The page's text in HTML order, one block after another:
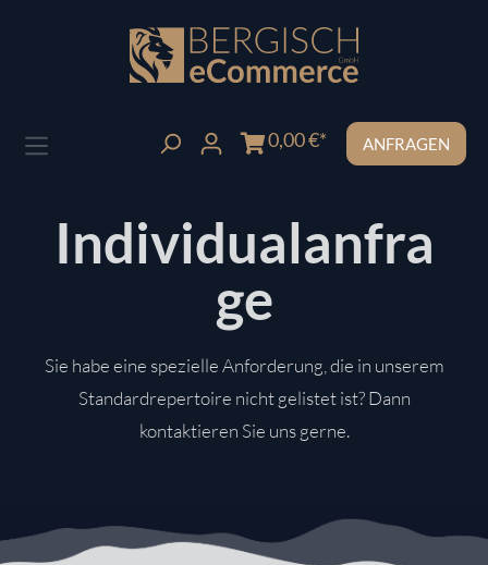
Zum Hauptinhalt springen
0,00 €* ANFRAGEN
Individualanfra
ge
Sie habe eine spezielle Anforderung, die in unserem
Standardrepertoire nicht gelistet ist? Dann
kontaktieren Sie uns gerne.